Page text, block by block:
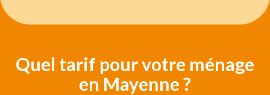
Quel tarif pour votre ménage
en Mayenne ?